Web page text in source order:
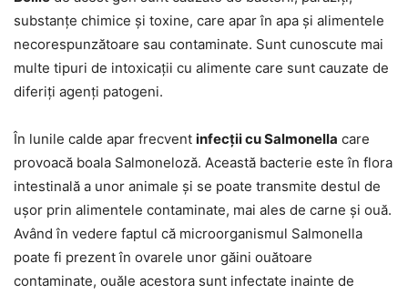
substanțe chimice și toxine, care apar în apa și alimentele
necorespunzătoare sau contaminate. Sunt cunoscute mai
multe tipuri de intoxicații cu alimente care sunt cauzate de
diferiți agenți patogeni.
În lunile calde apar frecvent infecții cu Salmonella care
provoacă boala Salmoneloză. Această bacterie este în flora
intestinală a unor animale și se poate transmite destul de
ușor prin alimentele contaminate, mai ales de carne și ouă.
Având în vedere faptul că microorganismul Salmonella
poate fi prezent în ovarele unor găini ouătoare
contaminate, ouăle acestora sunt infectate inainte de